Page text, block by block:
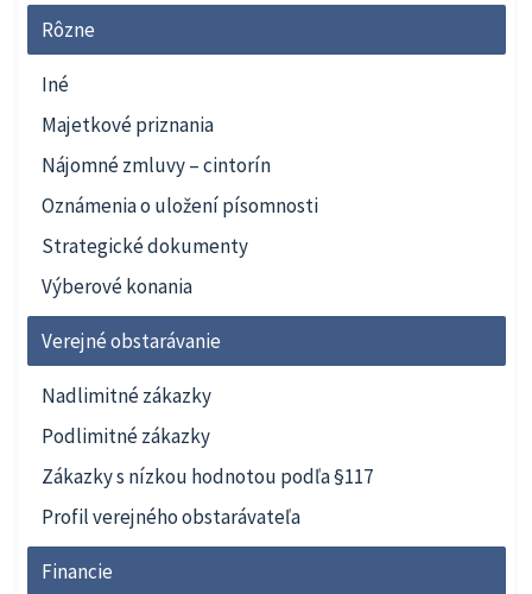
Rôzne
Iné
Majetkové priznania
Nájomné zmluvy – cintorín
Oznámenia o uložení písomnosti
Strategické dokumenty
Výberové konania
Verejné obstarávanie
Nadlimitné zákazky
Podlimitné zákazky
Zákazky s nízkou hodnotou podľa §117
Profil verejného obstarávateľa
Financie